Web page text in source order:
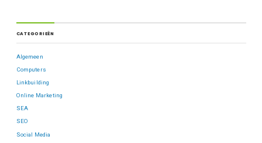
CATEGORIEËN
Algemeen
Computers
Linkbuilding
Online Marketing
SEA
SEO
Social Media